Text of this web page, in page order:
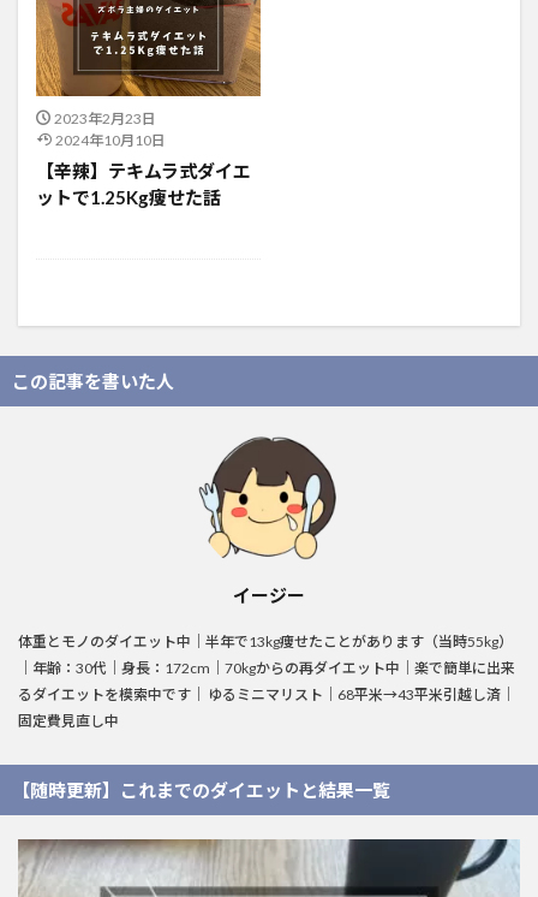
2023年2月23日
2024年10月10日
【辛辣】テキムラ式ダイエ
ットで1.25Kg痩せた話
この記事を書いた人
イージー
体重とモノのダイエット中｜半年で13kg痩せたことがあります（当時55kg）
｜年齢：30代｜身長：172cm｜70kgからの再ダイエット中｜楽で簡単に出来
るダイエットを模索中です｜ ゆるミニマリスト｜68平米→43平米引越し済｜
固定費見直し中
【随時更新】これまでのダイエットと結果一覧